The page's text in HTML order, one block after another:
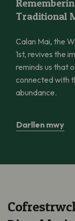
Traditional
Calan Mai, the
1st, revives the
reminds us that
connected with
abundance.
Darllen mwy